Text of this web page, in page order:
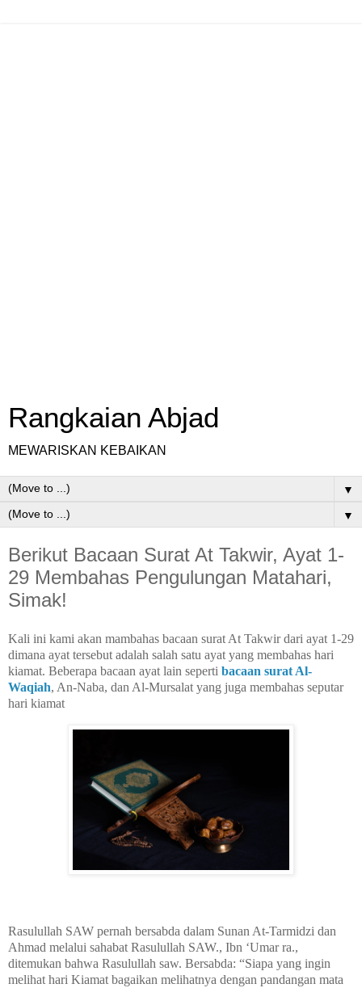
Rangkaian Abjad
MEWARISKAN KEBAIKAN
▼
▼
Berikut Bacaan Surat At Takwir, Ayat 1-
29 Membahas Pengulungan Matahari,
Simak!
Kali ini kami akan mambahas bacaan surat At Takwir dari ayat 1-29
dimana ayat tersebut adalah salah satu ayat yang membahas hari
kiamat. Beberapa bacaan ayat lain seperti bacaan surat Al-
Waqiah, An-Naba, dan Al-Mursalat yang juga membahas seputar
hari kiamat
Rasulullah SAW pernah bersabda dalam Sunan At-Tarmidzi dan
Ahmad melalui sahabat Rasulullah SAW., Ibn ‘Umar ra.,
ditemukan bahwa Rasulullah saw. Bersabda: “Siapa yang ingin
melihat hari Kiamat bagaikan melihatnya dengan pandangan mata